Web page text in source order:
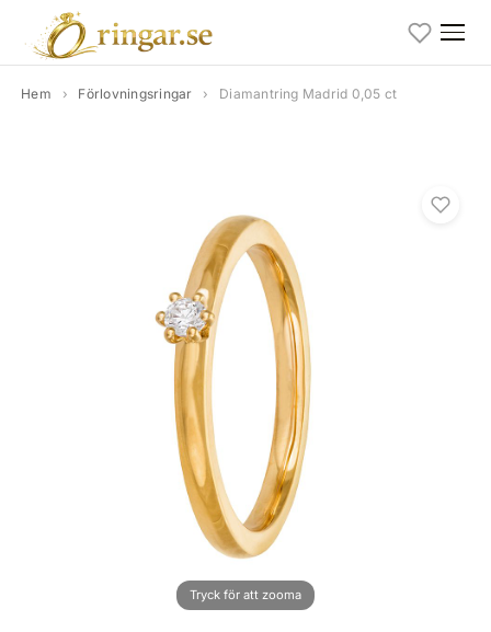
Hem › Förlovningsringar › Diamantring Madrid 0,05 ct